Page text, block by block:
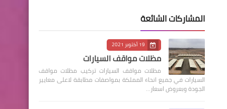
المشاركات الشائعة
19 أكتوبر 2021
مظلات مواقف السيارات
مظلات مواقف السيارات تركيب مظلات مواقف
السيارات في جميع انحاء المملكة بمواصفات مطابقة لاعلى معايير
الجودة وبعروض اسعار…